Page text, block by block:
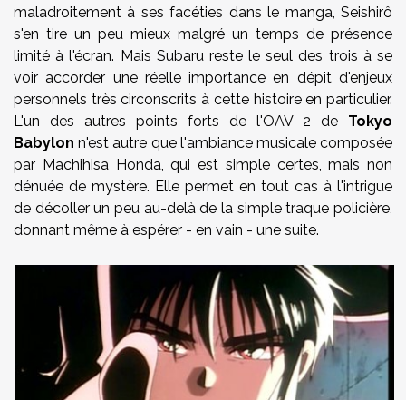
maladroitement à ses facéties dans le manga, Seishirô
s'en tire un peu mieux malgré un temps de présence
limité à l'écran. Mais Subaru reste le seul des trois à se
voir accorder une réelle importance en dépit d'enjeux
personnels très circonscrits à cette histoire en particulier.
L'un des autres points forts de l'OAV 2 de Tokyo
Babylon n'est autre que l'ambiance musicale composée
par Machihisa Honda, qui est simple certes, mais non
dénuée de mystère. Elle permet en tout cas à l'intrigue
de décoller un peu au-delà de la simple traque policière,
donnant même à espérer - en vain - une suite.